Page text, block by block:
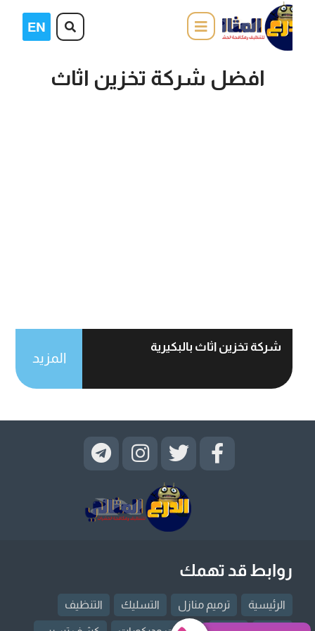
افضل شركة تخزين اثاث
شركة تخزين اثاث بالبكيرية
المزيد
روابط قد تهمك
الرئيسية ترميم منازل التسليك التنظيف